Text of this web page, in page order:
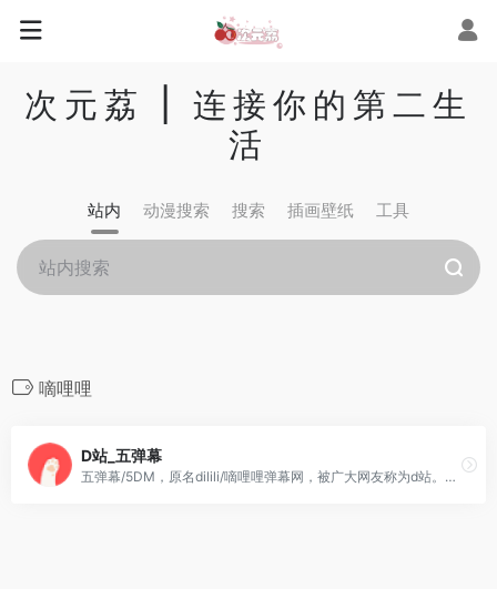
次元荔 | 连接你的第二生
活
站内 动漫搜索 搜索 插画壁纸 工具
嘀哩哩
D站_五弹幕
五弹幕/5DM，原名dilili/嘀哩哩弹幕网，被广大网友称为d站。以传递正能量为宗旨,致力于打造真正的二次元理想乡。嘀哩嘀哩弹幕网